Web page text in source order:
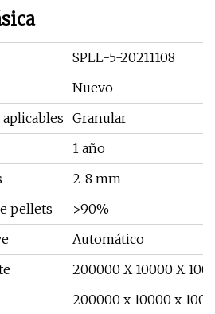
SPLL-5-20211108
Nuevo
Granular
1 año
2-8 mm
pellets
>90%
Automático
200000 X 10000 X
200000 x 10000 x